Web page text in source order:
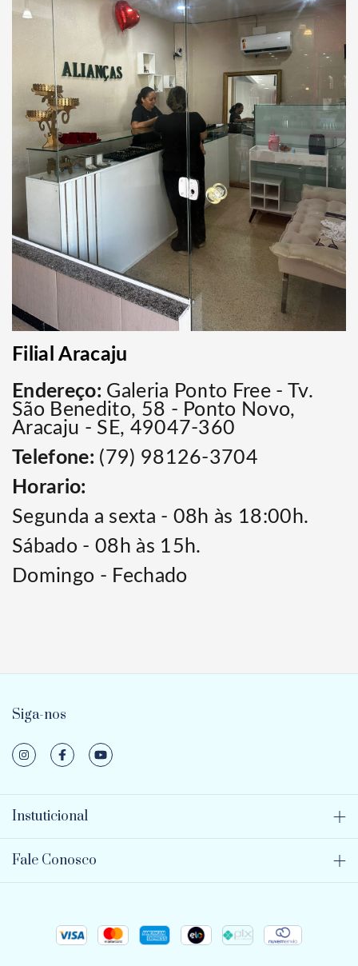
Filial Aracaju
Endereço: Galeria Ponto Free -Tv.
São Benedito, 58 - Ponto Novo,
Aracaju - SE, 49047-360
Telefone: (79) 98126-3704
Horario:
Segunda a sexta - 08h às 18:00h.
Sábado - 08h às 15h.
Domingo - Fechado
Siga-nos
Instuticional
Fale Conosco